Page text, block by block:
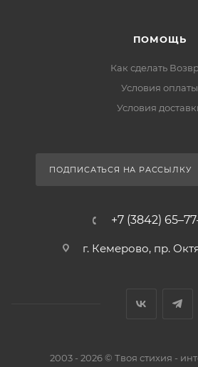
ПОМОЩЬ
Как сделать
Условия оплаты
Условия
ПОДПИСАТЬСЯ НА РАССЫЛКУ
+7 (3842)
г. Кемерово, пр.
2003 - 2026 © Твоя стихия -